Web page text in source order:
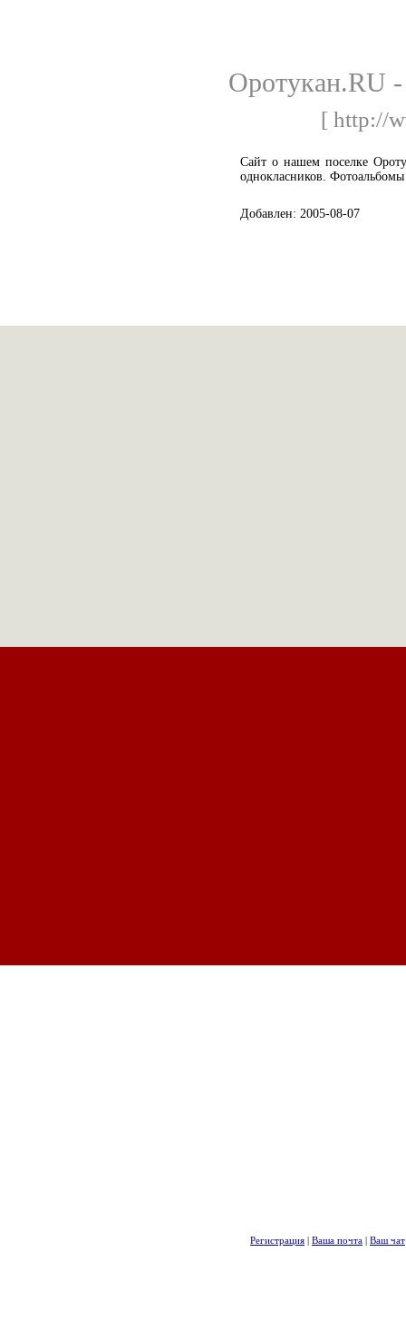
Оротукан.RU -
[ http://
Сайт о нашем поселке
однокласников.
Добавлен: 2005-08-07
Регистрация | Ваша почта | Ваш чат